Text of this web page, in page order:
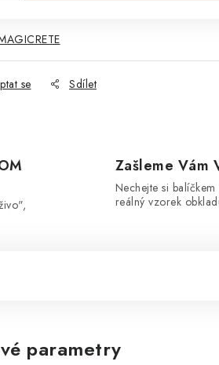
se Sdílet
Zašleme Vám
Nechejte si balíčkem
reálný vzorek
parametry